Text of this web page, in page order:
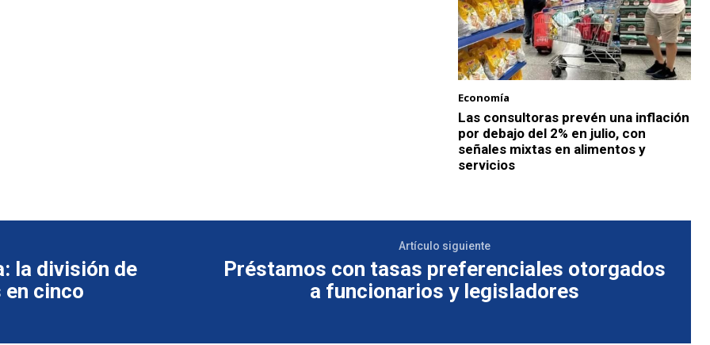
Economía
Las consultoras prevén una inflación
por debajo del 2% en julio, con
señales mixtas en alimentos y
servicios
la división de
en cinco
Artículo siguiente
Préstamos con tasas preferenciales otorgados
a funcionarios y legisladores